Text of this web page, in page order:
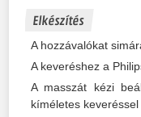
Elkészítés
A hozzávalókat
A keveréshez a
A masszát kézi
kíméletes